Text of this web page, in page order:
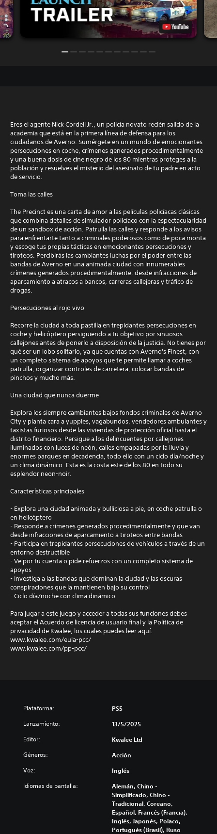
Eres el agente Nick Cordell Jr., un policía novato recién salido de la
academia que está en la primera línea de defensa para los
ciudadanos de Averno. Sumérgete en un mundo de emocionantes
persecuciones en coche, crímenes generados procedimentalmente
y una buena dosis de cine negro de los 80 mientras proteges a la
población y resuelves el misterio del asesinato de tu padre en acto
de servicio.
Toma las calles
The Precinct es una carta de amor a las películas policíacas clásicas
que combina detalles de simulador policíaco con la espectacularidad
de un sandbox de acción. Patrulla las calles y responde a los avisos
para enfrentarte tanto a criminales poderosos como de poca monta
y escoge tus propias tácticas en emocionantes persecuciones y
tiroteos. Percibirás las cambiantes luchas por el poder entre las
bandas de Averno en una animada ciudad con innumerables
crímenes generados procedimentalmente, desde infracciones de
aparcamiento a atracos a bancos, carreras callejeras y tráfico de
drogas.
Persecuciones al rojo vivo
Recorre la ciudad a toda pastilla en trepidantes persecuciones en
coche y helicóptero persiguiendo a tu objetivo por sinuosos
callejones antes de ponerlo a disposición de la justicia. No tienes por
qué ser un lobo solitario, ya que cuentas con Averno's Finest, con
un completo sistema de apoyos que te permite llamar a coches
patrulla, organizar controles de carretera, colocar bandas de
pinchos y mucho más.
Una ciudad que nunca duerme
Explora los siempre cambiantes bajos fondos criminales de Averno
City y planta cara a yuppies, vagabundos, vendedores ambulantes y
taxistas furiosos desde las viviendas de protección oficial hasta el
distrito financiero. Persigue a los delincuentes por callejones
iluminados con luces de neón, calles empapadas por la lluvia y
enormes parques en decadencia, todo ello con un ciclo día/noche y
un clima dinámico. Esta es la costa este de los 80 en todo su
esplendor neon-noir.
Características principales
- Explora una ciudad animada y bulliciosa a pie, en coche patrulla o
en helicóptero
- Responde a crímenes generados procedimentalmente y que van
desde infracciones de aparcamiento a tiroteos entre bandas
- Participa en trepidantes persecuciones de vehículos a través de un
entorno destructible
- Ve por tu cuenta o pide refuerzos con un completo sistema de
apoyos
- Investiga a las bandas que dominan la ciudad y las oscuras
conspiraciones que la mantienen bajo su control
- Ciclo día/noche con clima dinámico
Para jugar a este juego y acceder a todas sus funciones debes
aceptar el Acuerdo de licencia de usuario final y la Política de
privacidad de Kwalee, los cuales puedes leer aquí:
www.kwalee.com/eula-pcc/
www.kwalee.com/pp-pcc/
Plataforma: PS5
Lanzamiento: 13/5/2025
Editor: Kwalee Ltd
Géneros: Acción
Voz: Inglés
Idiomas de pantalla:
Alemán, Chino -
Simplificado, Chino -
Tradicional, Coreano,
Español, Francés (Francia),
Inglés, Japonés, Polaco,
Portugués (Brasil), Ruso